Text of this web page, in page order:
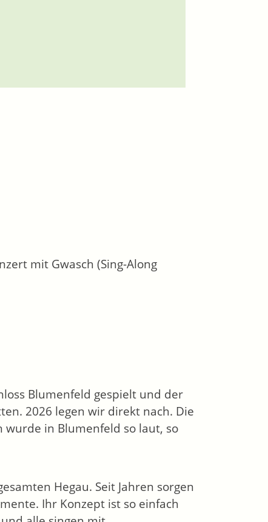
mit Gwasch (Sing-Along
Blumenfeld gespielt und der
2026 legen wir direkt nach. Die
in Blumenfeld so laut, so
Hegau. Seit Jahren sorgen
Ihr Konzept ist so einfach